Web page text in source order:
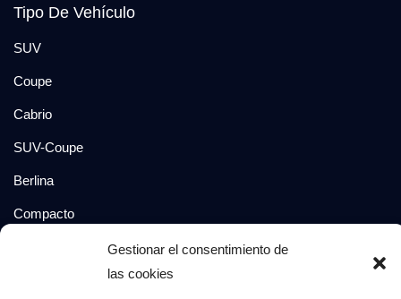
Gestionar el consentimiento de
las cookies
Tipo De Vehículo
SUV
Coupe
Cabrio
SUV-Coupe
Berlina
Compacto